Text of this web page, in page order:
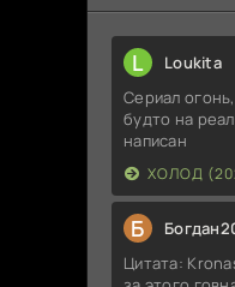
L Loukita
Сериал
будто на
написан
ХОЛОД
Б
Цитата: